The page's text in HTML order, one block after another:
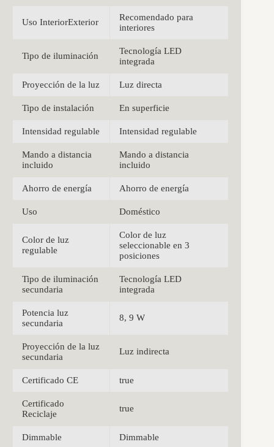
Uso InteriorExterior
Recomendado para
interiores
Tipo de iluminación
Tecnología LED
integrada
Proyección de la luz Luz directa
Tipo de instalación En superficie
Intensidad regulable Intensidad regulable
Mando a distancia
incluido
Mando a distancia
incluido
Ahorro de energía Ahorro de energía
Uso Doméstico
Color de luz
regulable
Color de luz
seleccionable en 3
posiciones
Tipo de iluminación
secundaria
Tecnología LED
integrada
Potencia luz
secundaria
8, 9 W
Proyección de la luz
secundaria
Luz indirecta
Certificado CE true
Certificado
Reciclaje
true
Dimmable Dimmable